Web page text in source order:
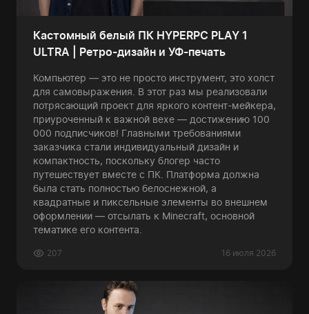
Кастомный белый ПК HYPERPC PLAY 1
ULTRA | Ретро-дизайн и УФ-печать
Компьютер — это не просто инструмент, это холст
для самовыражения. В этот раз мы реализовали
потрясающий проект для яркого контент-мейкера,
приуроченный к важной вехе — достижению 100
000 подписчиков! Главными требованиями
заказчика стали индивидуальный дизайн и
компактность, поскольку блогер часто
путешествует вместе с ПК. Платформа должна
была стать полностью белоснежной, а
квадратные и пиксельные элементы во внешнем
оформлении — отсылать к Minecraft, основной
тематике его контента.
16 июля 2026
207